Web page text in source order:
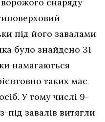
снаряду
під його завалами
було знайдено 31
намагаються
таких має
У тому числі 9-
під завалів витягли